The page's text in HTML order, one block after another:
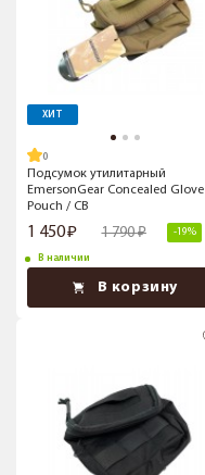
ХИТ
Подсумок утилитарный
EmersonGear Concealed Glove
Pouch / CB
1 450 1 790 -19%
В наличии
В корзину